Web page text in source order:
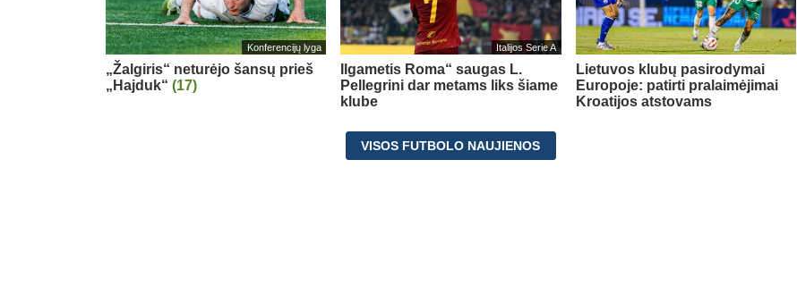
Konferencijų lyga
„Žalgiris“ neturėjo šansų prieš
„Hajduk“ (17)
Italijos Serie A
Ilgametis Roma“ saugas L.
Pellegrini dar metams liks šiame
klube
Lietuvos klubų pasirodymai
Europoje: patirti pralaimėjimai
Kroatijos atstovams
VISOS FUTBOLO NAUJIENOS